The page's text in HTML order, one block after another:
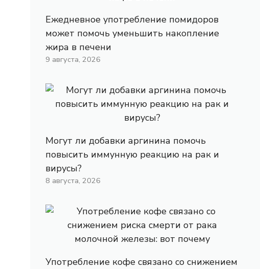
Ежедневное употребление помидоров
может помочь уменьшить накопление
жира в печени
9 августа, 2026
Могут ли добавки аргинина помочь
повысить иммунную реакцию на рак и
вирусы?
8 августа, 2026
Употребление кофе связано со снижением